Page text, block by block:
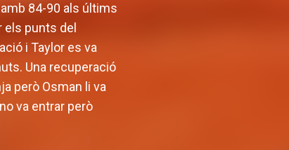
84-90 als últims
punts del
i Taylor es va
Una recuperació
però Osman li va
va entrar però